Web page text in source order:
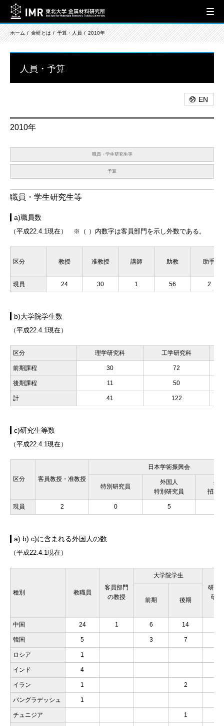
ホーム 金研とは 予算・人員 2010年
人員・予算
EN
2010年
職員・学生研究生等
予算
職員・学生研究生等
a)職員数
（平成22.4.1現在） ※（ ）内数字は客員部門を示し外数である。
区分 教授 准教授 講師 助教 助手
現員 24 30 1 56 2
b)大学院学生数
（平成22.4.1現在）
区分 理学研究科 工学研究科
前期課程 30 72
後期課程 11 50
計 41 122
c)研究生等数
（平成22.4.1現在）
区分 客員教授・准教授
日本学術振興会
特別研究員
外国人
特別研究員
外
招聘
現員 2 0 5
a) b) c)に含まれる外国人の数
（平成22.4.1現在）
種別 教職員
客員部門
の教授
大学院学生
研究
研
前期 後期
中国 24 1 6 14
韓国 5 3 7
ロシア 1
インド 4
イラン 1 2
バングラデッシュ 1
チュニジア 1